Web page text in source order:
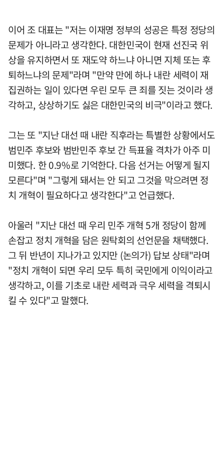
이어 조 대표는 "저는 이재명 정부의 성공은 특정 정당의
문제가 아니라고 생각한다. 대한민국이 현재 선진국 위
상을 유지하면서 또 재도약 하느냐 아니면 지체 또는 후
퇴하느냐의 문제"라며 "만약 만에 하나 내란 세력이 재
집권하는 일이 있다면 우린 모두 큰 죄를 짓는 것이라 생
각하고, 상상하기도 싫은 대한민국의 비극"이라고 했다.
그는 또 "지난 대선 때 내란 직후라는 특별한 상황에서도
범민주 후보와 범반민주 후보 간 득표율 격차가 아주 미
미했다. 한 0.9%로 기억한다. 다음 선거는 어떻게 될지
모른다"며 "그렇게 돼서는 안 되고 그것을 막으려면 정
치 개혁이 필요하다고 생각한다"고 언급했다.
아울러 "지난 대선 때 우리 민주 개혁 5개 정당이 함께
손잡고 정치 개혁을 담은 원탁회의 선언문을 채택했다.
그 뒤 반년이 지나가고 있지만 (논의가) 답보 상태"라며
"정치 개혁이 되면 우리 모두 특히 국민에게 이익이라고
생각하고, 이를 기초로 내란 세력과 극우 세력을 격퇴시
킬 수 있다"고 말했다.